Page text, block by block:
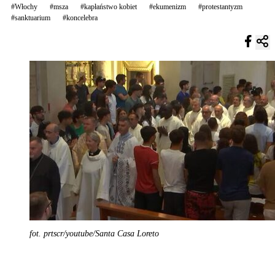
#Włochy #msza #kapłaństwo kobiet #ekumenizm
#protestantyzm
#sanktuarium
#koncelebra
fot. prtscr/youtube/Santa Casa Loreto